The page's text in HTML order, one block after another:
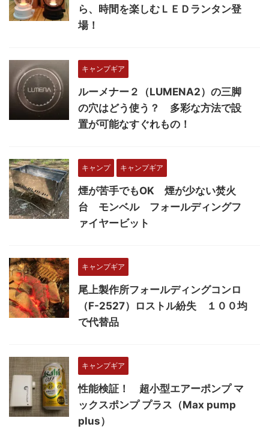
ら、時間を楽しむＬＥＤランタン登
場！
キャンプギア
ルーメナー２（LUMENA2）の三脚
の穴はどう使う？ 多彩な方法で設
置が可能なすぐれもの！
キャンプ キャンプギア
煙が苦手でもOK 煙が少ない焚火
台 モンベル フォールディングフ
ァイヤービット
キャンプギア
尾上製作所フォールディングコンロ
（F-2527）ロストル紛失 １００均
で代替品
キャンプギア
性能検証！ 超小型エアーポンプ マ
ックスポンプ プラス（Max pump
plus）